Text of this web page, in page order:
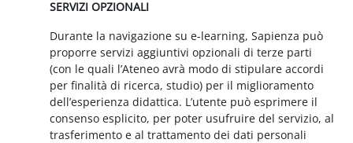
SERVIZI OPZIONALI
Durante la navigazione su e-learning, Sapienza può
proporre servizi aggiuntivi opzionali di terze parti
(con le quali l’Ateneo avrà modo di stipulare accordi
per finalità di ricerca, studio) per il miglioramento
dell’esperienza didattica. L’utente può esprimere il
consenso esplicito, per poter usufruire del servizio, al
trasferimento e al trattamento dei dati personali